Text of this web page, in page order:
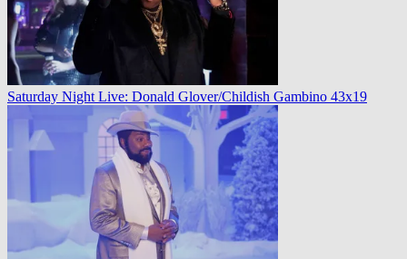
Saturday Night Live: Donald Glover/Childish Gambino 43x19